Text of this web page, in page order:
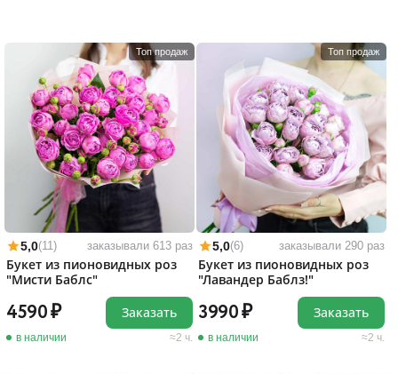
Топ продаж
5,0(11) заказывали 613 раз
Букет из пионовидных роз
"Мисти Баблс"
4590
в наличии 2 ч.
Заказать
Топ продаж
5,0(6) заказывали 290 раз
Букет из пионовидных роз
"Лавандер Баблз!"
3990
в наличии 2 ч.
Заказать